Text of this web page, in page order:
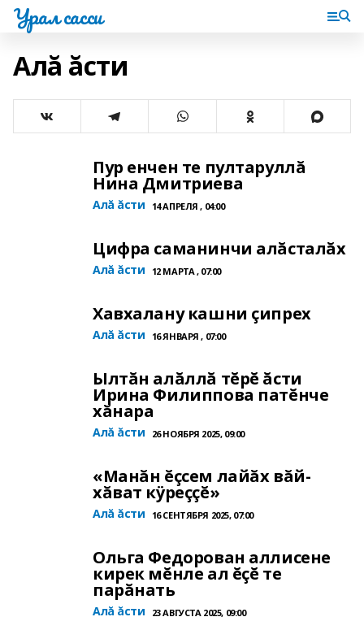
Урал сасси
Алă ăсти
Пур енчен те пултаруллă
Нина Дмитриева
Алă ăсти 14 АПРЕЛЯ , 04:00
Цифра саманинчи алăсталăх
Алă ăсти 12 МАРТА , 07:00
Хавхалану кашни çипрех
Алă ăсти 16 ЯНВАРЯ , 07:00
Ылтăн алăллă тĕрĕ ăсти
Ирина Филиппова патĕнче
хăнара
Алă ăсти 26 НОЯБРЯ 2025, 09:00
«Манăн ĕçсем лайăх вăй-
хăват кÿреççĕ»
Алă ăсти 16 СЕНТЯБРЯ 2025, 07:00
Ольга Федорован аллисене
кирек мĕнле ал ĕçĕ те
парăнать
Алă ăсти 23 АВГУСТА 2025, 09:00